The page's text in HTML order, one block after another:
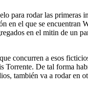
para rodar las primeras
en el que se encuentran
en el mitin de un
concurren a esos
Torrente. De tal forma
también va a rodar en